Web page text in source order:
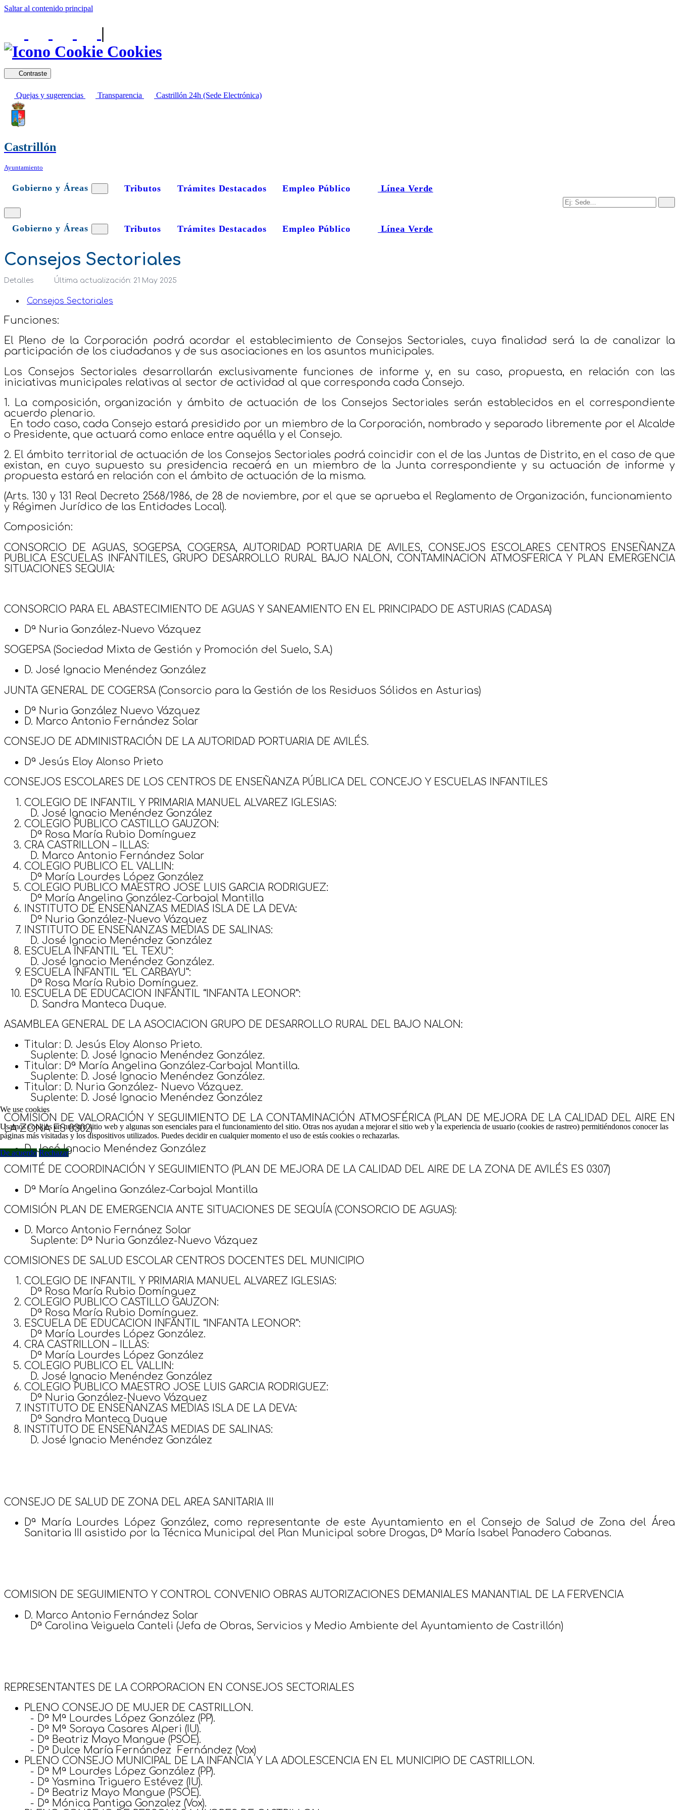
Saltar al contenido principal
|
Cookies
Contraste
Quejas y sugerencias Transparencia Castrillón 24h (Sede Electrónica)
Castrillón
Ayuntamiento
Gobierno y Áreas Tributos Trámites Destacados Empleo Público Línea Verde
Gobierno y Áreas Tributos Trámites Destacados Empleo Público Línea Verde
Consejos Sectoriales
Detalles Última actualización: 21 May 2025
Consejos Sectoriales
Funciones:
El Pleno de la Corporación podrá acordar el establecimiento de Consejos Sectoriales, cuya finalidad será la de canalizar la
participación de los ciudadanos y de sus asociaciones en los asuntos municipales.
Los Consejos Sectoriales desarrollarán exclusivamente funciones de informe y, en su caso, propuesta, en relación con las
iniciativas municipales relativas al sector de actividad al que corresponda cada Consejo.
1. La composición, organización y ámbito de actuación de los Consejos Sectoriales serán establecidos en el correspondiente
acuerdo plenario.
En todo caso, cada Consejo estará presidido por un miembro de la Corporación, nombrado y separado libremente por el Alcalde
o Presidente, que actuará como enlace entre aquélla y el Consejo.
2. El ámbito territorial de actuación de los Consejos Sectoriales podrá coincidir con el de las Juntas de Distrito, en el caso de que
existan, en cuyo supuesto su presidencia recaerá en un miembro de la Junta correspondiente y su actuación de informe y
propuesta estará en relación con el ámbito de actuación de la misma.
(Arts. 130 y 131 Real Decreto 2568/1986, de 28 de noviembre, por el que se aprueba el Reglamento de Organización, funcionamiento
y Régimen Jurídico de las Entidades Local).
Composición:
CONSORCIO DE AGUAS, SOGEPSA, COGERSA, AUTORIDAD PORTUARIA DE AVILES, CONSEJOS ESCOLARES CENTROS ENSEÑANZA
PUBLICA ESCUELAS INFANTILES, GRUPO DESARROLLO RURAL BAJO NALON, CONTAMINACION ATMOSFERICA Y PLAN EMERGENCIA
SITUACIONES SEQUIA:
CONSORCIO PARA EL ABASTECIMIENTO DE AGUAS Y SANEAMIENTO EN EL PRINCIPADO DE ASTURIAS (CADASA)
Dª Nuria González-Nuevo Vázquez
SOGEPSA (Sociedad Mixta de Gestión y Promoción del Suelo, S.A.)
D. José Ignacio Menéndez González
JUNTA GENERAL DE COGERSA (Consorcio para la Gestión de los Residuos Sólidos en Asturias)
Dª Nuria González Nuevo Vázquez
D. Marco Antonio Fernández Solar
CONSEJO DE ADMINISTRACIÓN DE LA AUTORIDAD PORTUARIA DE AVILÉS.
Dª Jesús Eloy Alonso Prieto
CONSEJOS ESCOLARES DE LOS CENTROS DE ENSEÑANZA PÚBLICA DEL CONCEJO Y ESCUELAS INFANTILES
COLEGIO DE INFANTIL Y PRIMARIA MANUEL ALVAREZ IGLESIAS:
D. José Ignacio Menéndez González
COLEGIO PUBLICO CASTILLO GAUZON:
Dª Rosa María Rubio Domínguez
CRA CASTRILLON – ILLAS:
D. Marco Antonio Fernández Solar
COLEGIO PUBLICO EL VALLIN:
Dª María Lourdes López González
COLEGIO PUBLICO MAESTRO JOSE LUIS GARCIA RODRIGUEZ:
Dª María Angelina González-Carbajal Mantilla
INSTITUTO DE ENSEÑANZAS MEDIAS ISLA DE LA DEVA:
Dª Nuria González-Nuevo Vázquez
INSTITUTO DE ENSEÑANZAS MEDIAS DE SALINAS:
D. José Ignacio Menéndez González
ESCUELA INFANTIL “EL TEXU”:
D. José Ignacio Menéndez González.
ESCUELA INFANTIL “EL CARBAYU”:
Dª Rosa María Rubio Domínguez.
ESCUELA DE EDUCACION INFANTIL “INFANTA LEONOR”:
D. Sandra Manteca Duque.
ASAMBLEA GENERAL DE LA ASOCIACION GRUPO DE DESARROLLO RURAL DEL BAJO NALON:
Titular: D. Jesús Eloy Alonso Prieto.
Suplente: D. José Ignacio Menéndez González.
Titular: Dª María Angelina González-Carbajal Mantilla.
Suplente: D. José Ignacio Menéndez González.
Titular: D. Nuria González- Nuevo Vázquez.
Suplente: D. José Ignacio Menéndez González
COMISIÓN DE VALORACIÓN Y SEGUIMIENTO DE LA CONTAMINACIÓN ATMOSFÉRICA (PLAN DE MEJORA DE LA CALIDAD DEL AIRE EN
LA ZONA ES 0302)
D. José Ignacio Menéndez González
COMITÉ DE COORDINACIÓN Y SEGUIMIENTO (PLAN DE MEJORA DE LA CALIDAD DEL AIRE DE LA ZONA DE AVILÉS ES 0307)
Dª María Angelina González-Carbajal Mantilla
COMISIÓN PLAN DE EMERGENCIA ANTE SITUACIONES DE SEQUÍA (CONSORCIO DE AGUAS):
D. Marco Antonio Fernánez Solar
Suplente: Dª Nuria González-Nuevo Vázquez
COMISIONES DE SALUD ESCOLAR CENTROS DOCENTES DEL MUNICIPIO
COLEGIO DE INFANTIL Y PRIMARIA MANUEL ALVAREZ IGLESIAS:
Dª Rosa María Rubio Domínguez
COLEGIO PUBLICO CASTILLO GAUZON:
Dª Rosa María Rubio Domínguez.
ESCUELA DE EDUCACION INFANTIL “INFANTA LEONOR”:
Dª María Lourdes López González.
CRA CASTRILLON – ILLAS:
Dª María Lourdes López González
COLEGIO PUBLICO EL VALLIN:
D. José Ignacio Menéndez González
COLEGIO PUBLICO MAESTRO JOSE LUIS GARCIA RODRIGUEZ:
Dª Nuria González-Nuevo Vázquez
INSTITUTO DE ENSEÑANZAS MEDIAS ISLA DE LA DEVA:
Dª Sandra Manteca Duque
INSTITUTO DE ENSEÑANZAS MEDIAS DE SALINAS:
D. José Ignacio Menéndez González
CONSEJO DE SALUD DE ZONA DEL AREA SANITARIA III
Dª María Lourdes López González, como representante de este Ayuntamiento en el Consejo de Salud de Zona del Área
Sanitaria III asistido por la Técnica Municipal del Plan Municipal sobre Drogas, Dª María Isabel Panadero Cabanas.
COMISION DE SEGUIMIENTO Y CONTROL CONVENIO OBRAS AUTORIZACIONES DEMANIALES MANANTIAL DE LA FERVENCIA
D. Marco Antonio Fernández Solar
Dª Carolina Veiguela Canteli (Jefa de Obras, Servicios y Medio Ambiente del Ayuntamiento de Castrillón)
REPRESENTANTES DE LA CORPORACION EN CONSEJOS SECTORIALES
PLENO CONSEJO DE MUJER DE CASTRILLON.
- Dª Mª Lourdes López González (PP).
- Dª Mª Soraya Casares Alperi (IU).
- Dª Beatriz Mayo Mangue (PSOE).
- Dª Dulce María Fernández Fernández (Vox)
PLENO CONSEJO MUNICIPAL DE LA INFANCIA Y LA ADOLESCENCIA EN EL MUNICIPIO DE CASTRILLON.
- Dª Mª Lourdes López González (PP).
- Dª Yasmina Triguero Estévez (IU).
- Dª Beatriz Mayo Mangue (PSOE).
- Dª Mónica Pantiga Gonzalez (Vox).
We use cookies
Usamos cookies en nuestro sitio web y algunas son esenciales para el funcionamiento del sitio. Otras nos ayudan a mejorar el sitio web y la experiencia de usuario (cookies de rastreo) permitiéndonos conocer las
páginas más visitadas y los dispositivos utilizados. Puedes decidir en cualquier momento el uso de estás cookies o rechazarlas.
De acuerdo Rechazar